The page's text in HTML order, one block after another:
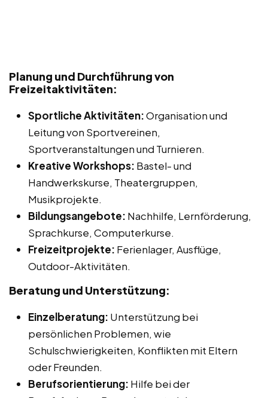
Planung und Durchführung von
Freizeitaktivitäten:
Sportliche Aktivitäten:Organisation und
Leitung von Sportvereinen,
Sportveranstaltungen und Turnieren.
Kreative Workshops: Bastel- und
Handwerkskurse, Theatergruppen,
Musikprojekte.
Bildungsangebote: Nachhilfe, Lernförderung,
Sprachkurse, Computerkurse.
Freizeitprojekte: Ferienlager, Ausflüge,
Outdoor-Aktivitäten.
Beratung und Unterstützung:
Einzelberatung: Unterstützung bei
persönlichen Problemen, wie
Schulschwierigkeiten, Konflikten mit Eltern
oder Freunden.
Berufsorientierung: Hilfe bei der